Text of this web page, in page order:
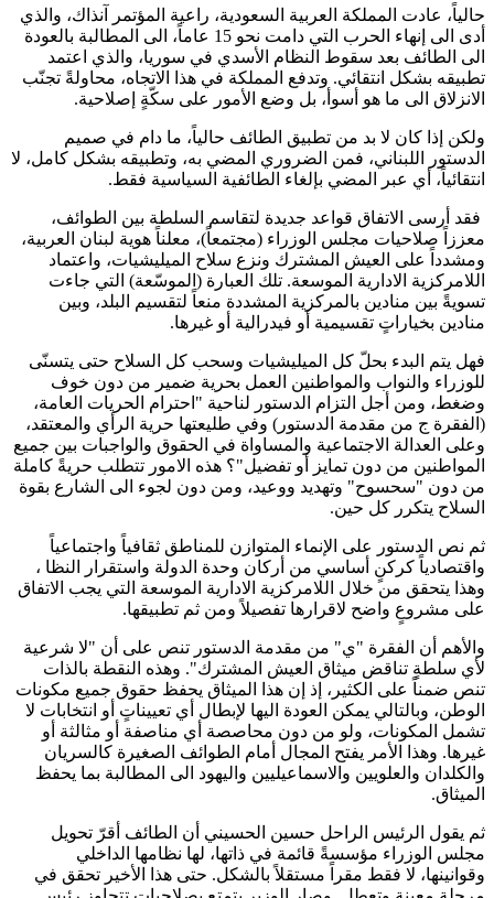
حالياً، عادت المملكة العربية السعودية، راعية المؤتمر آنذاك، والذي
أدى الى إنهاء الحرب التي دامت نحو 15 عاماً، الى المطالبة بالعودة
الى الطائف بعد سقوط النظام الأسدي في سوريا، والذي اعتمد
تطبيقه بشكل انتقائي. وتدفع المملكة في هذا الاتجاه، محاولةً تجنّب
الانزلاق الى ما هو أسوأ، بل وضع الأمور على سكّةٍ إصلاحية.
ولكن إذا كان لا بد من تطبيق الطائف حالياً، ما دام في صميم
الدستور اللبناني، فمن الضروري المضي به، وتطبيقه بشكل كامل، لا
انتقائياً، أي عبر المضي بإلغاء الطائفية السياسية فقط.
فقد أرسى الاتفاق قواعد جديدة لتقاسم السلطة بين الطوائف،
معززاً صلاحيات مجلس الوزراء (مجتمعاً)، معلناً هوية لبنان العربية،
ومشدداً على العيش المشترك ونزع سلاح الميليشيات، واعتماد
اللامركزية الادارية الموسعة. تلك العبارة (الموسّعة) التي جاءت
تسويةً بين منادين بالمركزية المشددة منعاً لتقسيم البلد، وبين
منادين بخياراتٍ تقسيمية أو فيدرالية أو غيرها.
فهل يتم البدء بحلّ كل الميليشيات وسحب كل السلاح حتى يتسنّى
للوزراء والنواب والمواطنين العمل بحرية ضمير من دون خوف
وضغط، ومن أجل التزام الدستور لناحية "احترام الحريات العامة،
(الفقرة ج من مقدمة الدستور) وفي طليعتها حرية الرأي والمعتقد،
وعلى العدالة الاجتماعية والمساواة في الحقوق والواجبات بين جميع
المواطنين من دون تمايز أو تفضيل"؟ هذه الامور تتطلب حريةً كاملة
من دون "سحسوح" وتهديد ووعيد، ومن دون لجوء الى الشارع بقوة
السلاح يتكرر كل حين.
ثم نص الدستور على الإنماء المتوازن للمناطق ثقافياً واجتماعياً
واقتصادياً كركنٍ أساسي من أركان وحدة الدولة واستقرار النظا ،
وهذا يتحقق من خلال اللامركزية الادارية الموسعة التي يجب الاتفاق
على مشروعٍ واضح لاقرارها تفصيلاً ومن ثم تطبيقها.
والأهم أن الفقرة "ي" من مقدمة الدستور تنص على أن "لا شرعية
لأي سلطةٍ تناقض ميثاق العيش المشترك". وهذه النقطة بالذات
تنص ضمناً على الكثير، إذ إن هذا الميثاق يحفظ حقوق جميع مكونات
الوطن، وبالتالي يمكن العودة اليها لإبطال أي تعييناتٍ أو انتخابات لا
تشمل المكونات، ولو من دون محاصصة أي مناصفة أو مثالثة أو
غيرها. وهذا الأمر يفتح المجال أمام الطوائف الصغيرة كالسريان
والكلدان والعلويين والاسماعيليين واليهود الى المطالبة بما يحفظ
الميثاق.
ثم يقول الرئيس الراحل حسين الحسيني أن الطائف أقرّ تحويل
مجلس الوزراء مؤسسةً قائمة في ذاتها، لها نظامها الداخلي
وقوانينها، لا فقط مقراً مستقلاً بالشكل. حتى هذا الأخير تحقق في